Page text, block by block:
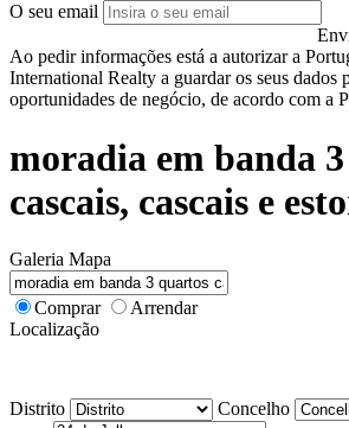
O seu email
Ao pedir informações está a autorizar a
International Realty a guardar os seus dados
oportunidades de negócio, de acordo com a
moradia em banda
cascais, cascais e
Galeria Mapa
Comprar
Arrendar
Localização
Distrito Concelho